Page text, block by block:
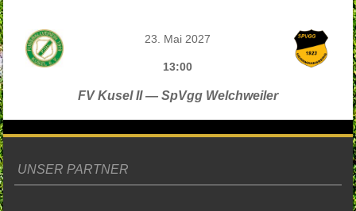
23. Mai 2027
13:00
FV Kusel II — SpVgg Welchweiler
UNSER PARTNER